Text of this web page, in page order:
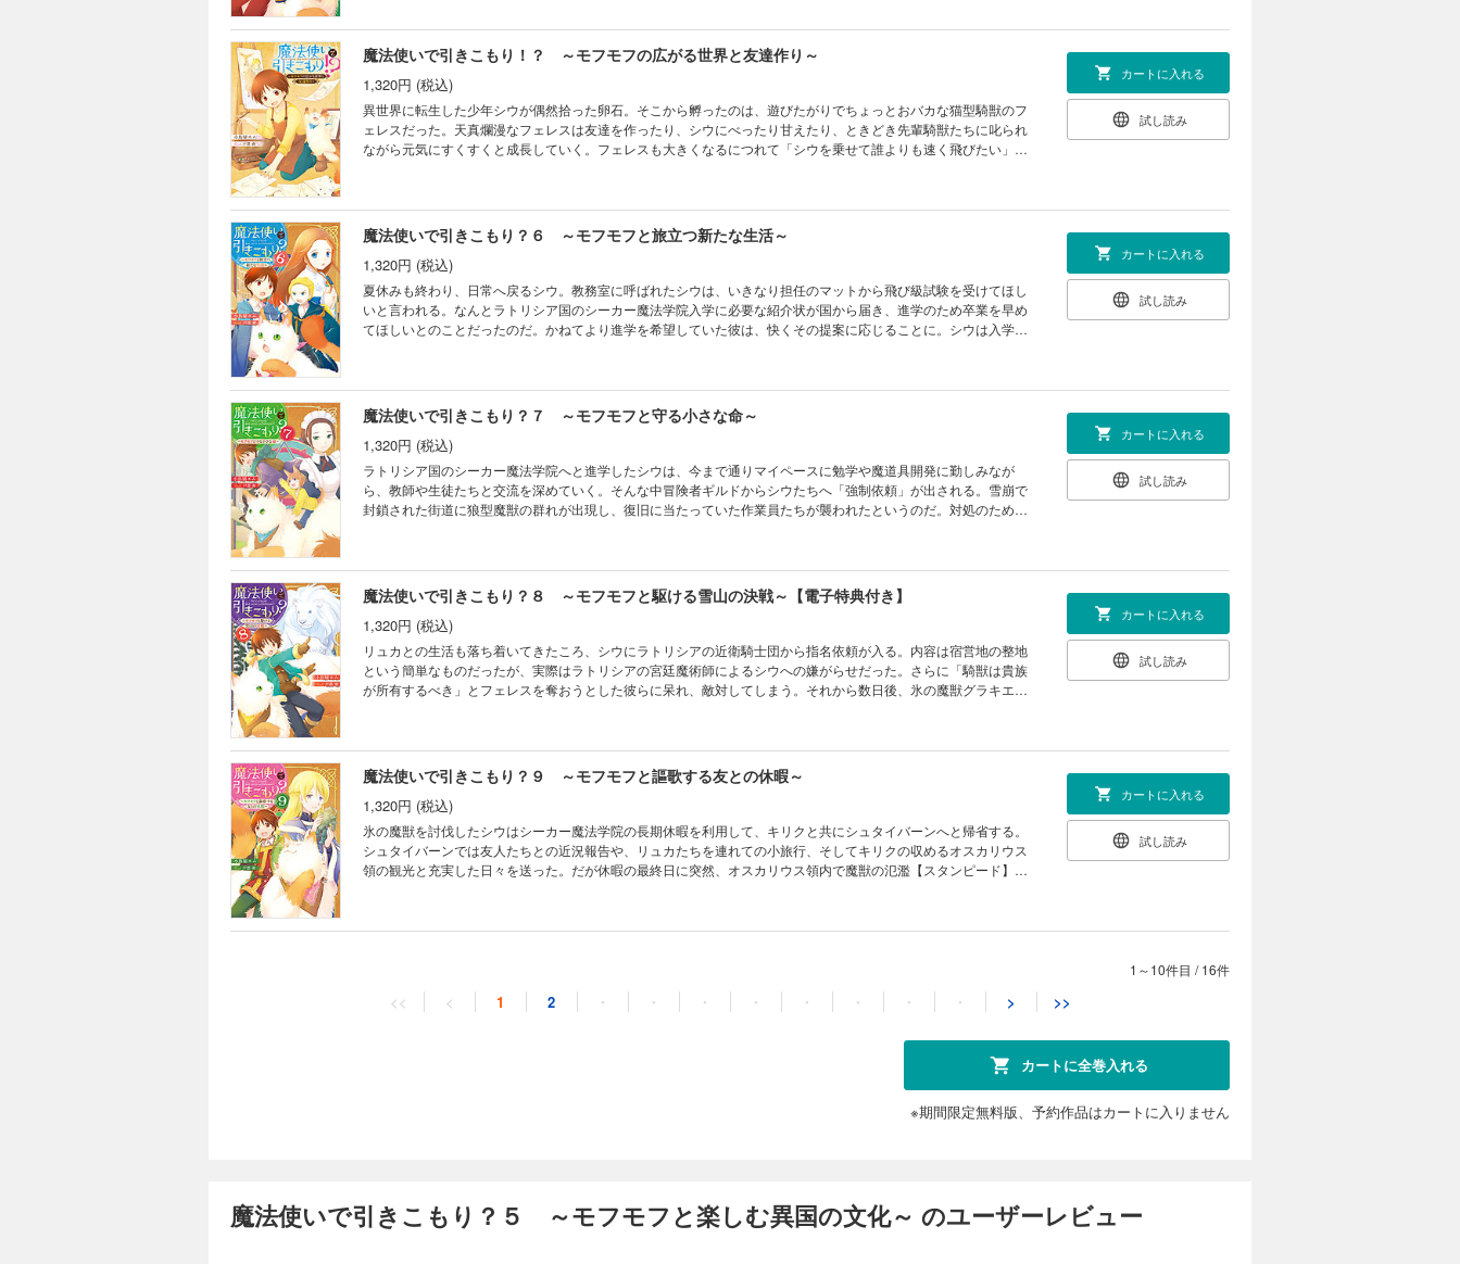
魔法使いで引きこもり！？ ～モフモフの広がる世界と友達作り～
1,320円 (税込)
異世界に転生した少年シウが偶然拾った卵石。そこから孵ったのは、遊びたがりでちょっとおバカな猫型騎獣のフ
ェレスだった。天真爛漫なフェレスは友達を作ったり、シウにべったり甘えたり、ときどき先輩騎獣たちに叱られ
ながら元気にすくすくと成長していく。フェレスも大きくなるにつれて「シウを乗せて誰よりも速く飛びたい」と
カートに入れる
試し読み
魔法使いで引きこもり？６ ～モフモフと旅立つ新たな生活～
1,320円 (税込)
夏休みも終わり、日常へ戻るシウ。教務室に呼ばれたシウは、いきなり担任のマットから飛び級試験を受けてほし
いと言われる。なんとラトリシア国のシーカー魔法学院入学に必要な紹介状が国から届き、進学のため卒業を早め
てほしいとのことだったのだ。かねてより進学を希望していた彼は、快くその提案に応じることに。シウは入学の
異世界スローライフ物語、出会いと別れの第６弾！
カートに入れる
試し読み
魔法使いで引きこもり？７ ～モフモフと守る小さな命～
1,320円 (税込)
ラトリシア国のシーカー魔法学院へと進学したシウは、今まで通りマイペースに勉学や魔道具開発に勤しみなが
ら、教師や生徒たちと交流を深めていく。そんな中冒険者ギルドからシウたちへ「強制依頼」が出される。雪崩で
封鎖された街道に狼型魔獣の群れが出現し、復旧に当たっていた作業員たちが襲われたというのだ。対処のため初
カートに入れる
試し読み
魔法使いで引きこもり？８ ～モフモフと駆ける雪山の決戦～【電子特典付き】
1,320円 (税込)
リュカとの生活も落ち着いてきたころ、シウにラトリシアの近衛騎士団から指名依頼が入る。内容は宿営地の整地
という簡単なものだったが、実際はラトリシアの宮廷魔術師によるシウへの嫌がらせだった。さらに「騎獣は貴族
が所有するべき」とフェレスを奪おうとした彼らに呆れ、敵対してしまう。それから数日後、氷の魔獣グラキエー
ーライフ物語、第八弾！ 【電子限定特典：同著者「家つくりスキルで異世界を生き延びろ」の試し読み付き】
カートに入れる
試し読み
魔法使いで引きこもり？９ ～モフモフと謳歌する友との休暇～
1,320円 (税込)
氷の魔獣を討伐したシウはシーカー魔法学院の長期休暇を利用して、キリクと共にシュタイバーンへと帰省する。
シュタイバーンでは友人たちとの近況報告や、リュカたちを連れての小旅行、そしてキリクの収めるオスカリウス
領の観光と充実した日々を送った。だが休暇の最終日に突然、オスカリウス領内で魔獣の氾濫【スタンピード】が
世界スローライフ物語、第9弾！
カートに入れる
試し読み
充実した休みも終わり、魔法学院での日常に戻ったシウだったがひょんなことから白狼獣人のシルトに目を付けら
受けていると知ったシウは、生徒会長のティベリオや変わり者の教師オルテンシアの協力を得て彼女たちを守るた
めに動き出す。ところが、そんなトラブル続きで大忙しの中、突然コルから預かった卵石が孵ってしまい――!?
カートに入れる
った。シウはクロと名付けたその幼獣と雪豹型騎獣ブランカ二匹の世話をする忙しくも楽しい日々を送る。それか
らしばらくしてシウはかねてより約束していたククールスとの「狩人の里」への旅に出発することに。目的はシウ
1～10件目 /16件
<< < 1 2 ・ ・ ・ ・ ・ ・ ・ ・ > >>
カートに全巻入れる
※期間限定無料版、予約作品はカートに入りません
魔法使いで引きこもり？５ ～モフモフと楽しむ異国の文化～ のユーザーレビュー